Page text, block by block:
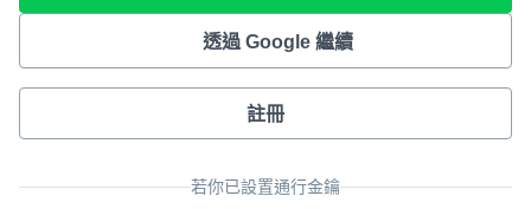
透過 Google 繼續
註冊
若你已設置通行金鑰